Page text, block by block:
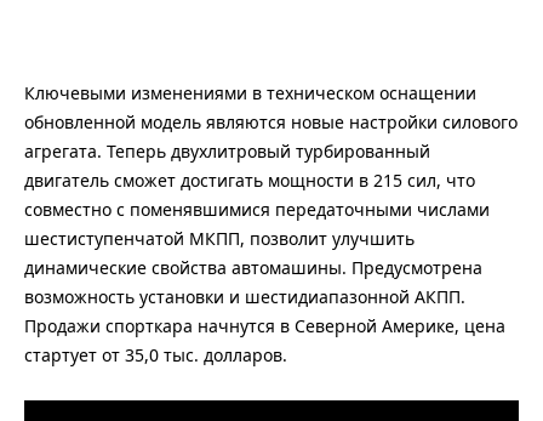
Ключевыми изменениями в техническом оснащении
обновленной модель являются новые настройки силового
агрегата. Теперь двухлитровый турбированный
двигатель сможет достигать мощности в 215 сил, что
совместно с поменявшимися передаточными числами
шестиступенчатой МКПП, позволит улучшить
динамические свойства автомашины. Предусмотрена
возможность установки и шестидиапазонной АКПП.
Продажи спорткара начнутся в Северной Америке, цена
стартует от 35,0 тыс. долларов.